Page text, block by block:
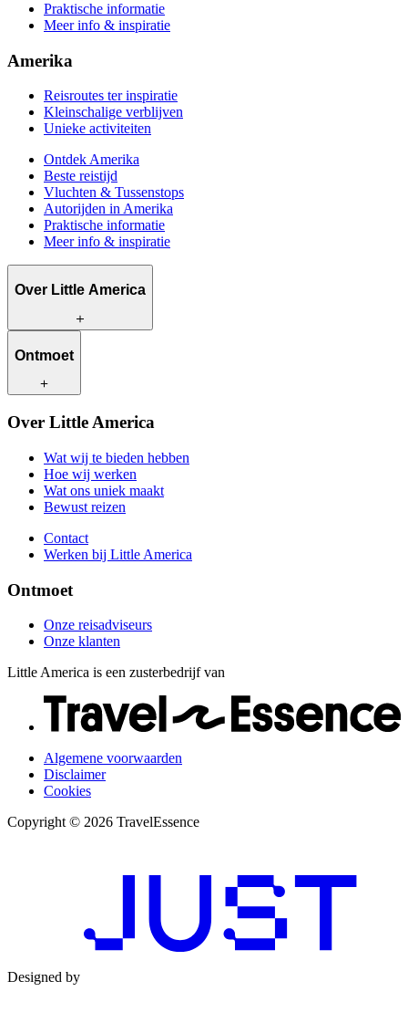
Praktische informatie
Meer info & inspiratie
Amerika
Reisroutes ter inspiratie
Kleinschalige verblijven
Unieke activiteiten
Ontdek Amerika
Beste reistijd
Vluchten & Tussenstops
Autorijden in Amerika
Praktische informatie
Meer info & inspiratie
Over Little America
Wat wij te bieden hebben
Wat ons uniek maakt
Contact
Werken bij Little America
Ontmoet
Onze reisadviseurs
Over Little America
Wat wij te bieden hebben
Hoe wij werken
Wat ons uniek maakt
Bewust reizen
Contact
Werken bij Little America
Ontmoet
Onze reisadviseurs
Onze klanten
Little America is een zusterbedrijf van
Algemene voorwaarden
Disclaimer
Cookies
Copyright © 2026 TravelEssence
Designed by